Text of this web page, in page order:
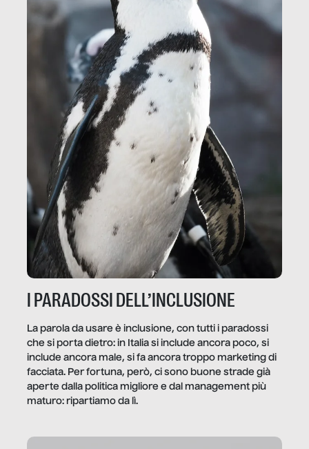
I PARADOSSI DELL’INCLUSIONE
La parola da usare è inclusione, con tutti i paradossi
che si porta dietro: in Italia si include ancora poco, si
include ancora male, si fa ancora troppo marketing di
facciata. Per fortuna, però, ci sono buone strade già
aperte dalla politica migliore e dal management più
maturo: ripartiamo da lì.